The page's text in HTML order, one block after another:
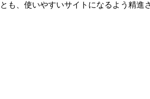
も、使いやすいサイトになるよう精進